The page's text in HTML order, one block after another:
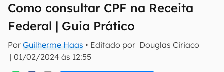
Como consultar CPF na Receita
Federal | Guia Prático
Por Guilherme Haas • Editado por Douglas Ciriaco
| 01/02/2024 às 12:55
inscreva-se
Confirmo que li, aceito e concordo com os